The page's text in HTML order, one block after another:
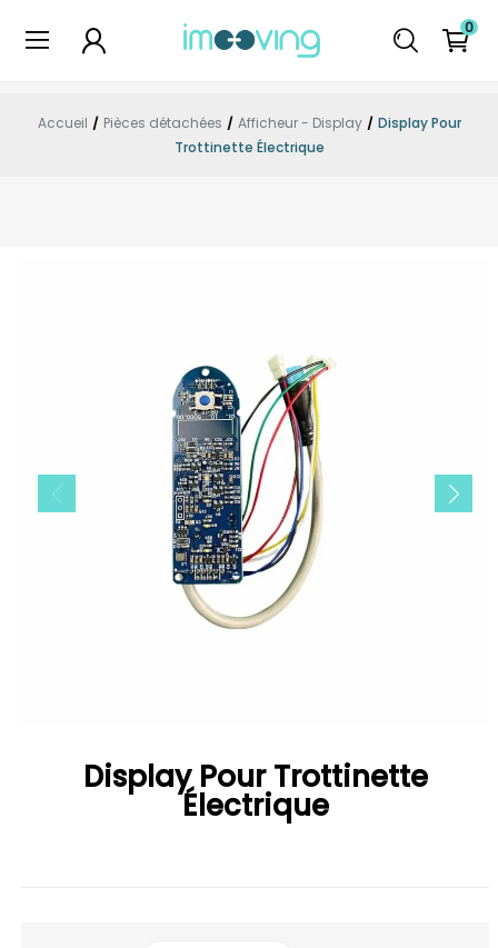
0
Accueil Pièces détachées Afficheur - Display
Display Pour
Trottinette Électrique
Display Pour Trottinette
Électrique